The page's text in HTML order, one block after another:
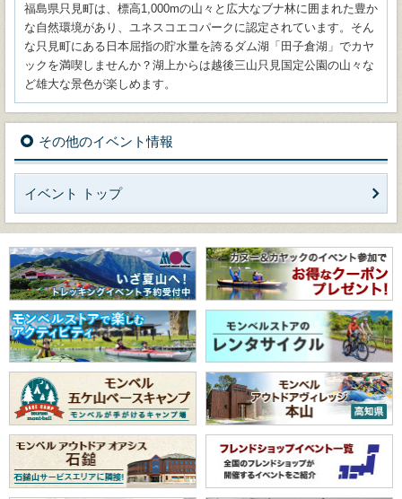
福島県只見町は、標高1,000mの山々と広大なブナ林に囲まれた豊か
な自然環境があり、ユネスコエコパークに認定されています。そん
な只見町にある日本屈指の貯水量を誇るダム湖「田子倉湖」でカヤ
ックを満喫しませんか？湖上からは越後三山只見国定公園の山々な
ど雄大な景色が楽しめます。
その他のイベント情報
イベント トップ